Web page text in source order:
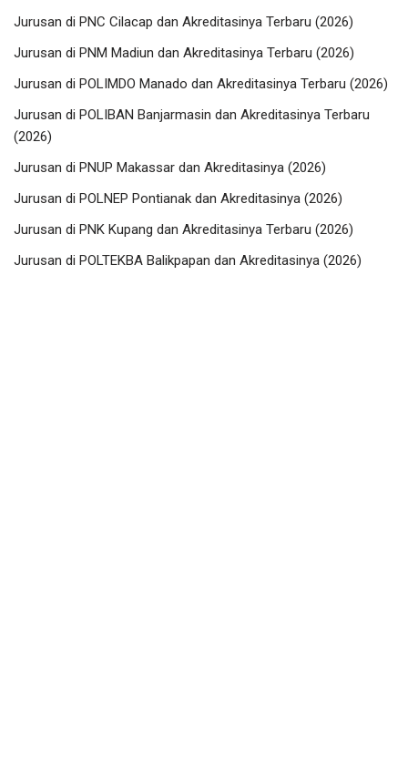
Jurusan di PNC Cilacap dan Akreditasinya Terbaru (2026)
Jurusan di PNM Madiun dan Akreditasinya Terbaru (2026)
Jurusan di POLIMDO Manado dan Akreditasinya Terbaru (2026)
Jurusan di POLIBAN Banjarmasin dan Akreditasinya Terbaru
(2026)
Jurusan di PNUP Makassar dan Akreditasinya (2026)
Jurusan di POLNEP Pontianak dan Akreditasinya (2026)
Jurusan di PNK Kupang dan Akreditasinya Terbaru (2026)
Jurusan di POLTEKBA Balikpapan dan Akreditasinya (2026)